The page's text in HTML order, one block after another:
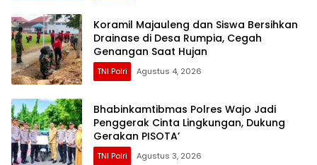
Koramil Majauleng dan Siswa Bersihkan
Drainase di Desa Rumpia, Cegah
Genangan Saat Hujan
TNI Polri Agustus 4, 2026
Bhabinkamtibmas Polres Wajo Jadi
Penggerak Cinta Lingkungan, Dukung
Gerakan PISOTA’
TNI Polri Agustus 3, 2026